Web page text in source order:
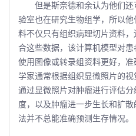
但是斯奈德和余认为他们还
验室也在研究生物组学，所以
料不仅只有组织病理切片资料
合这些数据，该计算机模型对
使用图像或转录组资料更好，
学家通常根据组织显微照片的视
通过显微照片对肿瘤进行评估
度，以及肿瘤进一步生长和扩
法并不总能准确预测生存情况。